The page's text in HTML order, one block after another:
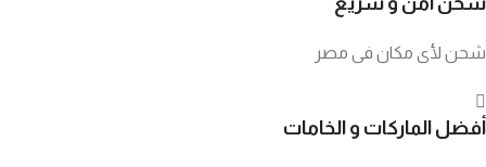
شحن لأى مكان فى مصر
أفضل الماركات و الخامات